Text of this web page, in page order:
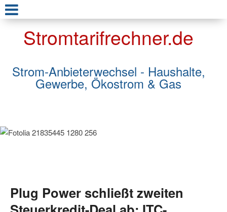
Stromtarifrechner.de
Strom-Anbieterwechsel - Haushalte,
Gewerbe, Ökostrom & Gas
Plug Power schließt zweiten